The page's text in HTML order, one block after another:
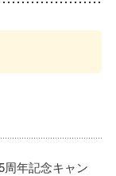
年記念キャン